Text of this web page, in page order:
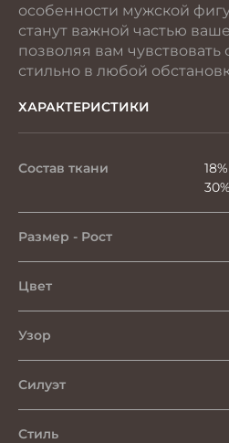
особенности мужской
станут важной частью
позволяя вам
стильно в любой
ХАРАКТЕРИСТИКИ
Состав ткани
Размер - Рост
Цвет
Узор
Силуэт
Стиль